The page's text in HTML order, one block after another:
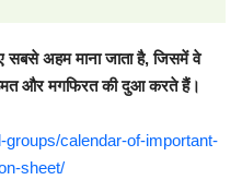
सबसे अहम माना जाता है, जिसमें वे
और मगफिरत की दुआ करते हैं।
calendar-of-important-
sheet/